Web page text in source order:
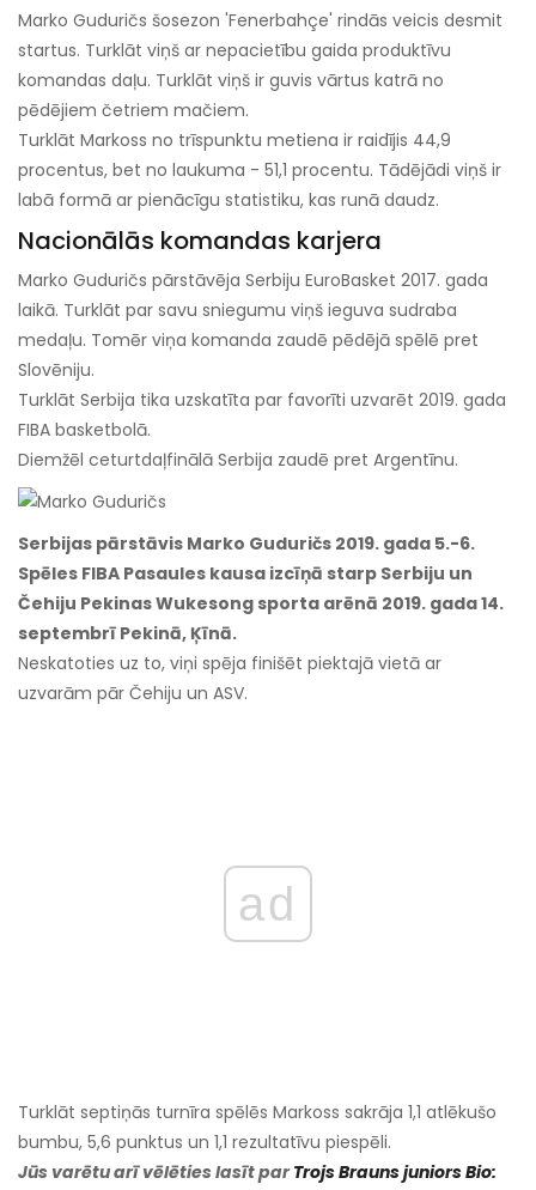
Marko Guduričs šosezon 'Fenerbahçe' rindās veicis desmit
startus. Turklāt viņš ar nepacietību gaida produktīvu
komandas daļu. Turklāt viņš ir guvis vārtus katrā no
pēdējiem četriem mačiem.
Turklāt Markoss no trīspunktu metiena ir raidījis 44,9
procentus, bet no laukuma - 51,1 procentu. Tādējādi viņš ir
labā formā ar pienācīgu statistiku, kas runā daudz.
Nacionālās komandas karjera
Marko Guduričs pārstāvēja Serbiju EuroBasket 2017. gada
laikā. Turklāt par savu sniegumu viņš ieguva sudraba
medaļu. Tomēr viņa komanda zaudē pēdējā spēlē pret
Slovēniju.
Turklāt Serbija tika uzskatīta par favorīti uzvarēt 2019. gada
FIBA ​​basketbolā.
Diemžēl ceturtdaļfinālā Serbija zaudē pret Argentīnu.
Serbijas pārstāvis Marko Guduričs 2019. gada 5.-6.
Spēles FIBA ​​Pasaules kausa izcīņā starp Serbiju un
Čehiju Pekinas Wukesong sporta arēnā 2019. gada 14.
septembrī Pekinā, Ķīnā.
Neskatoties uz to, viņi spēja finišēt piektajā vietā ar
uzvarām pār Čehiju un ASV.
ad
Turklāt septiņās turnīra spēlēs Markoss sakrāja 1,1 atlēkušo
bumbu, 5,6 punktus un 1,1 rezultatīvu piespēli.
Jūs varētu arī vēlēties lasīt parTrojs Brauns juniors Bio: